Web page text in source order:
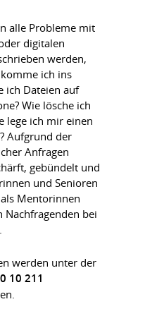
alle Probleme mit
digitalen
werden,
ich ins
ich Dateien auf
Wie lösche ich
lege ich mir einen
Aufgrund der
Anfragen
gebündelt und
und Senioren
Mentorinnen
bei
werden unter der
10 211